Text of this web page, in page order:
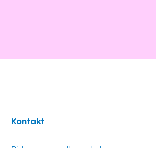
Kontakt